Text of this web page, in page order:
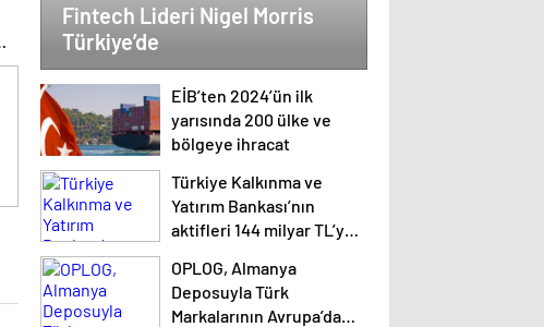
Fintech Lideri Nigel Morris
Türkiye’de
EİB’ten 2024’ün ilk
yarısında 200 ülke ve
bölgeye ihracat
Türkiye Kalkınma ve
Yatırım Bankası’nın
aktifleri 144 milyar TL’ye
OPLOG, Almanya
Deposuyla Türk
Markalarının Avrupa’da